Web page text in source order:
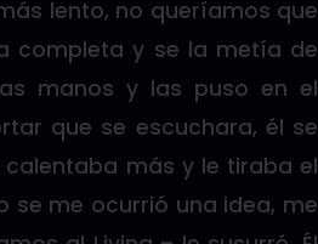
lento, no queríamos que
completa y se la metía de
manos y las puso en el
que se escuchara, él se
más y le tiraba el
se me ocurrió una idea, me